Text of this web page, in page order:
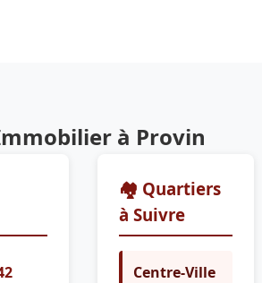
à Provin
🏘️ Quartiers
à Suivre
Centre-Ville